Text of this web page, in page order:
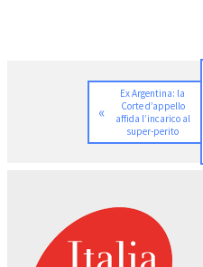
«
Ex Argentina: la
Corte d’appello
affida l’incarico al
super-perito